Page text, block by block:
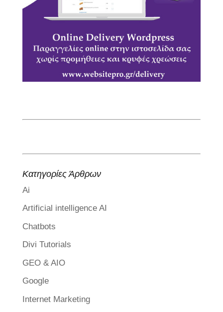
Κατηγορίες Άρθρων
Ai
Artificial intelligence AI
Chatbots
Divi Tutorials
GEO & AIO
Google
Internet Marketing